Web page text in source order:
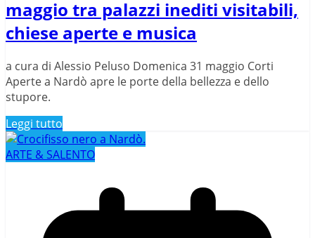
maggio tra palazzi inediti visitabili,
chiese aperte e musica
a cura di Alessio Peluso Domenica 31 maggio Corti
Aperte a Nardò apre le porte della bellezza e dello
stupore.
Leggi tutto
ARTE & SALENTO